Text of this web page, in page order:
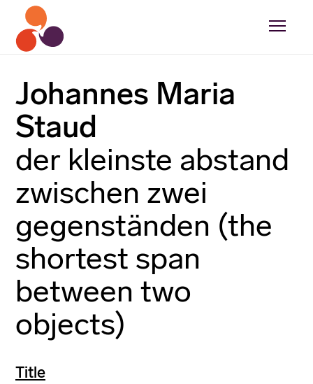
Johannes Maria
Staud
der kleinste abstand
zwischen zwei
gegenständen (the
shortest span
between two
objects)
Title